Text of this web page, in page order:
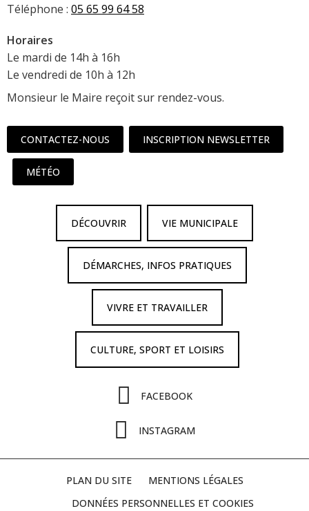
Téléphone : 05 65 99 64 58
Horaires
Le mardi de 14h à 16h
Le vendredi de 10h à 12h
Monsieur le Maire reçoit sur rendez-vous.
CONTACTEZ-NOUS INSCRIPTION NEWSLETTER
MÉTÉO
DÉCOUVRIR VIE MUNICIPALE
DÉMARCHES, INFOS PRATIQUES
VIVRE ET TRAVAILLER
CULTURE, SPORT ET LOISIRS
FACEBOOK
INSTAGRAM
PLAN DU SITE
MENTIONS LÉGALES
DONNÉES PERSONNELLES ET COOKIES